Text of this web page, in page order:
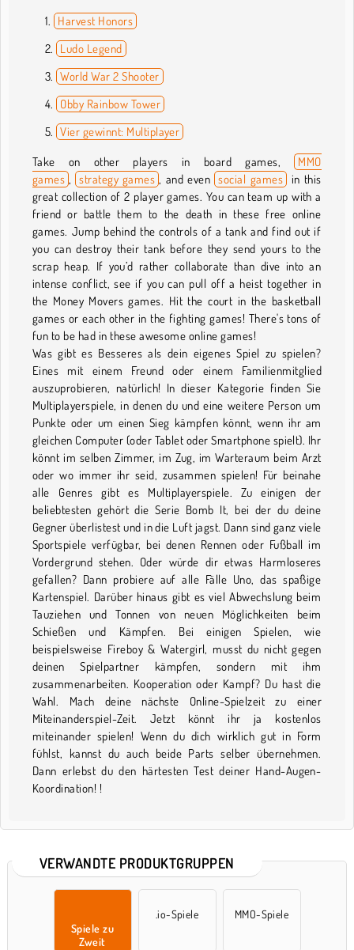
Harvest Honors
Ludo Legend
World War 2 Shooter
Obby Rainbow Tower
Vier gewinnt: Multiplayer
Take on other players in board games,
MMO
games , strategy games , and even social games in this
great collection of 2 player games. You can team up with a
friend or battle them to the death in these free online
games. Jump behind the controls of a tank and find out if
you can destroy their tank before they send yours to the
scrap heap. If you’d rather collaborate than dive into an
intense conflict, see if you can pull off a heist together in
the Money Movers games. Hit the court in the basketball
games or each other in the fighting games! There's tons of
fun to be had in these awesome online games!
Was gibt es Besseres als dein eigenes Spiel zu spielen?
Eines mit einem Freund oder einem Familienmitglied
auszuprobieren, natürlich! In dieser Kategorie finden Sie
Multiplayerspiele, in denen du und eine weitere Person um
Punkte oder um einen Sieg kämpfen könnt, wenn ihr am
gleichen Computer (oder Tablet oder Smartphone spielt). Ihr
könnt im selben Zimmer, im Zug, im Warteraum beim Arzt
oder wo immer ihr seid, zusammen spielen! Für beinahe
alle Genres gibt es Multiplayerspiele. Zu einigen der
beliebtesten gehört die Serie Bomb It, bei der du deine
Gegner überlistest und in die Luft jagst. Dann sind ganz viele
Sportspiele verfügbar, bei denen Rennen oder Fußball im
Vordergrund stehen. Oder würde dir etwas Harmloseres
gefallen? Dann probiere auf alle Fälle Uno, das spaßige
Kartenspiel. Darüber hinaus gibt es viel Abwechslung beim
Tauziehen und Tonnen von neuen Möglichkeiten beim
Schießen und Kämpfen. Bei einigen Spielen, wie
beispielsweise Fireboy & Watergirl, musst du nicht gegen
deinen Spielpartner kämpfen, sondern mit ihm
zusammenarbeiten. Kooperation oder Kampf? Du hast die
Wahl. Mach deine nächste Online-Spielzeit zu einer
Miteinanderspiel-Zeit. Jetzt könnt ihr ja kostenlos
miteinander spielen! Wenn du dich wirklich gut in Form
fühlst, kannst du auch beide Parts selber übernehmen.
Dann erlebst du den härtesten Test deiner Hand-Augen-
Koordination! !
VERWANDTE PRODUKTGRUPPEN
Spiele zu
Zweit
.io-Spiele MMO-Spiele